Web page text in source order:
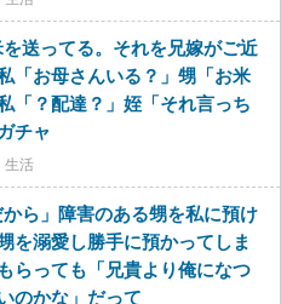
送ってる。それを兄嫁がご近
「お母さんいる？」甥「お米
「？配達？」姪「それ言っち
チャ
生活
から」障害のある甥を私に預け
を溺愛し勝手に預かってしま
らっても「兄貴より俺になつ
のかな」だって